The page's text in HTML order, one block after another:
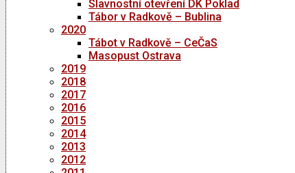
Slavnostní otevření DK Poklad
Tábor v Radkově – Bublina
2020
Tábot v Radkově – CeČaS
Masopust Ostrava
2019
2018
2017
2016
2015
2014
2013
2012